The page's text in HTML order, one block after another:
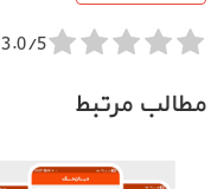
3.0/5 (5 رای)
مطالب مرتبط